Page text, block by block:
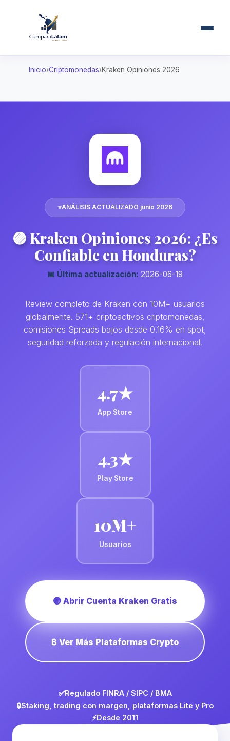
Inicio Criptomonedas Kraken Opiniones 2026
⭐ANÁLISIS ACTUALIZADO junio 2026
🟣 Kraken Opiniones 2026: ¿Es
Confiable en Honduras?
📅 Última actualización: 2026-06-19
Review completo de Kraken con 10M+ usuarios
globalmente. 571+ criptoactivos criptomonedas,
comisiones Spreads bajos desde 0.16% en spot,
seguridad reforzada y regulación internacional.
4.7★
App Store
4.3★
Play Store
10M+
Usuarios
🟣 Abrir Cuenta Kraken Gratis
₿ Ver Más Plataformas Crypto
✅Regulado FINRA / SIPC / BMA
🔒Staking, trading con margen, plataformas Lite y Pro
⚡Desde 2011